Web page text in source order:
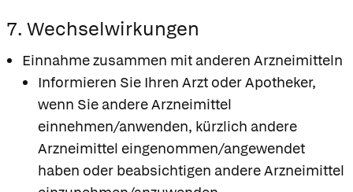
7. Wechselwirkungen
Einnahme zusammen mit anderen Arzneimitteln
Informieren Sie Ihren Arzt oder Apotheker,
wenn Sie andere Arzneimittel
einnehmen/anwenden, kürzlich andere
Arzneimittel eingenommen/angewendet
haben oder beabsichtigen andere Arzneimittel